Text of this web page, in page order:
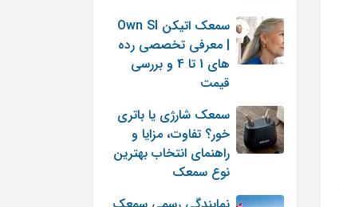
سمعک اتیکن Own SI
| معرفی تخصصی رده
های 1 تا 4 و بررسی
قیمت
سمعک شارژی یا باتری
خور؟ تفاوت، مزایا و
راهنمای انتخاب بهترین
نوع سمعک